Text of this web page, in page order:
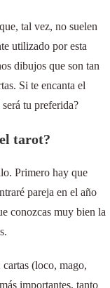
tal vez, no suelen
utilizado por esta
dibujos que son tan
Si te encanta el
tu preferida?
tarot?
Primero hay que
pareja en el año
conozcas muy bien la
(loco, mago,
importantes, tanto